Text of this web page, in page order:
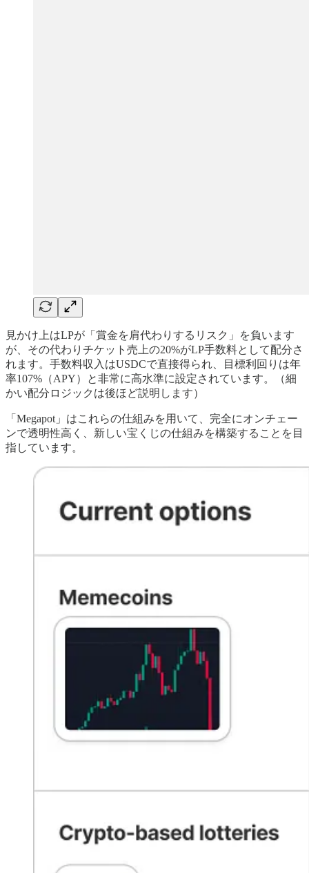
見かけ上はLPが「賞金を肩代わりするリスク」を負います
が、その代わりチケット売上の20%がLP手数料として配分さ
れます。手数料収入はUSDCで直接得られ、目標利回りは年
率107%（APY）と非常に高水準に設定されています。（細
かい配分ロジックは後ほど説明します）
「Megapot」はこれらの仕組みを用いて、完全にオンチェー
ンで透明性高く、新しい宝くじの仕組みを構築することを目
指しています。